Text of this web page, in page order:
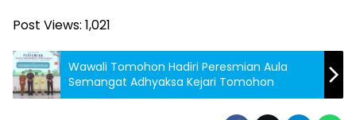
Post Views: 1,021
Wawali Tomohon Hadiri Peresmian Aula
Semangat Adhyaksa Kejari Tomohon